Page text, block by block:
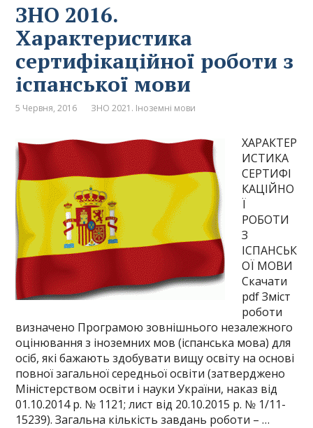
ЗНО 2016.
Характеристика
сертифікаційної роботи з
іспанської мови
5 Червня, 2016 ЗНО 2021. Іноземні мови
ХАРАКТЕР
ИСТИКА
СЕРТИФІ
КАЦІЙНО
Ї
РОБОТИ
З
ІСПАНСЬК
ОЇ МОВИ
Скачати
pdf Зміст
роботи
визначено Програмою зовнішнього незалежного
оцінювання з іноземних мов (іспанська мова) для
осіб, які бажають здобувати вищу освіту на основі
повної загальної середньої освіти (затверджено
Міністерством освіти і науки України, наказ від
01.10.2014 р. № 1121; лист від 20.10.2015 р. № 1/11-
15239). Загальна кількість завдань роботи – …